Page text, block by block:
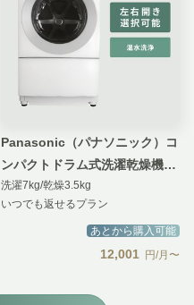
Panasonic（パナソニック）コ
ンパクトドラム式洗濯乾燥機
Cuble【洗濯7kg/乾燥3.5kg】
洗濯7kg/乾燥3.5kg
いつでも返せるプラン
あとから購入可能
12,001 円/月〜